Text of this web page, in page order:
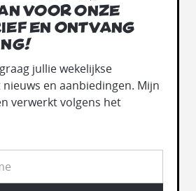
voor onze
en ontvang
jullie wekelijkse
en aanbiedingen. Mijn
verwerkt volgens het